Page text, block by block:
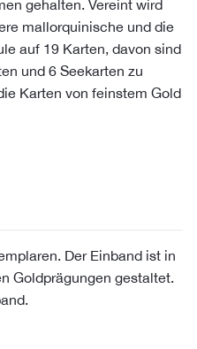
gehalten. Vereint wird
mallorquinische und die
auf 19 Karten, davon sind
und 6 Seekarten zu
Karten von feinstem Gold
Der Einband ist in
Goldprägungen gestaltet.